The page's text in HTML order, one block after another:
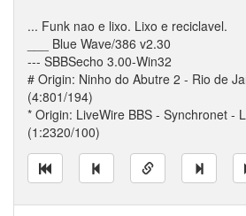
... Funk nao e lixo. Lixo e reciclavel.
___ Blue Wave/386 v2.30
--- SBBSecho 3.00-Win32
# Origin: Ninho do Abutre 2 - Rio de
(4:801/194)
* Origin: LiveWire BBS - Synchronet -
(1:2320/100)